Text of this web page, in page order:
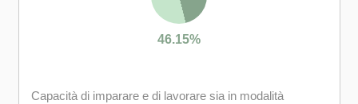
46.15%
Capacità di imparare e di lavorare sia in modalità